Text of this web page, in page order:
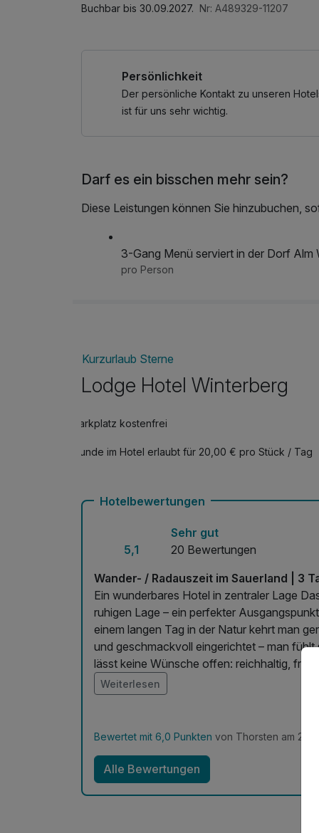
Ein besonderes Highlight erwartet Sie bei
Saunabenutzung, Parkplatz, W-LAN Nutzung
Buchbar bis 30.09.2027. Nr: A489329-11207
Persönlichkeit
Der persönliche Kontakt zu unseren
ist für uns sehr wichtig.
Darf es ein bisschen mehr sein?
Diese Leistungen können Sie hinzubuchen,
3-Gang Menü serviert in der Dorf Alm
pro Person
Kurzurlaub Sterne
Lodge Hotel Winterberg
Parkplatz kostenfrei
Hunde im Hotel erlaubt für 20,00 € pro Stück / Tag
Hotelbewertungen
5,1
Sehr gut
20 Bewertungen
Wander- / Radauszeit im Sauerland | 3
Ein wunderbares Hotel in zentraler Lage
ruhigen Lage – ein perfekter
einem langen Tag in der Natur kehrt man
und geschmackvoll eingerichtet – man
lässt keine Wünsche offen: reichhaltig,
Tag.
Weiterlesen
Bewertet mit 6,0 Punkten von Thorsten am
Alle Bewertungen